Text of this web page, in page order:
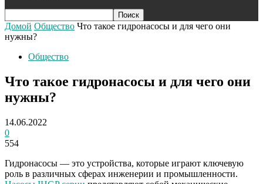
Домой Общество Что такое гидронасосы и для чего они
нужны?
Общество
Что такое гидронасосы и для чего они
нужны?
14.06.2022
0
554
Гидронасосы — это устройства, которые играют ключевую
роль в различных сферах инженерии и промышленности.